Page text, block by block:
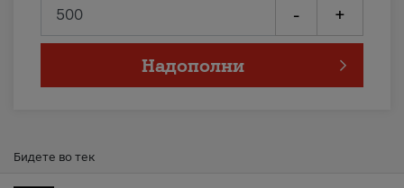
- +
Надополни
Бидете во тек